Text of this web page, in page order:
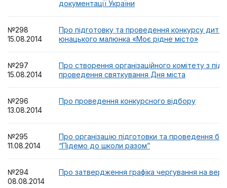
документації України
№298
15.08.2014
Про підготовку та проведення конкурсу
юнацького малюнка «Моє рідне місто»
№297
15.08.2014
Про створення організаційного комітету з
проведення святкування Дня міста
№296
13.08.2014
Про проведення конкурсного відбору
№295
11.08.2014
Про організацію підготовки та проведення
“Підемо до школи разом”
№294
08.08.2014
Про затвердження графіка чергування на